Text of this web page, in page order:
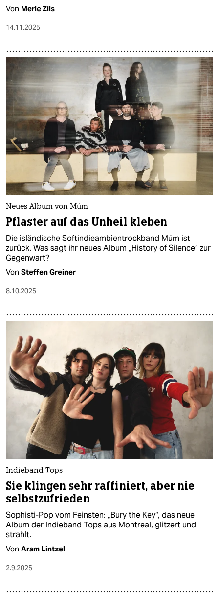
Von Merle Zils
14.11.2025
Neues Album von Múm
Pflaster auf das Unheil kleben
Die isländische Softindieambientrockband Múm ist
zurück. Was sagt ihr neues Album „History of Silence“ zur
Gegenwart?
Von Steffen Greiner
8.10.2025
Indieband Tops
Sie klingen sehr raffiniert, aber nie
selbstzufrieden
Sophisti-Pop vom Feinsten: „Bury the Key“, das neue
Album der Indieband Tops aus Montreal, glitzert und
strahlt.
Von Aram Lintzel
2.9.2025